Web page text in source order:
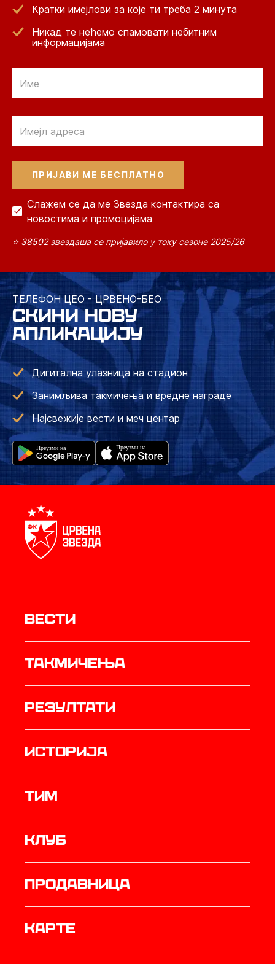
Кратки имејлови за које ти треба 2 минута
Никад те нећемо спамовати небитним
информацијама
Слажем се да ме Звезда контактира са
новостима и промоцијама
⭐ 38502 звездаша се пријавило у току сезоне 2025/26
ТЕЛЕФОН ЦЕО - ЦРВЕНО-БЕО
СКИНИ НОВУ
АПЛИКАЦИЈУ
Дигитална улазница на стадион
Занимљива такмичења и вредне награде
Најсвежије вести и меч центар
Вести
Такмичења
резултати
историја
ТИМ
Клуб
продавница
Карте